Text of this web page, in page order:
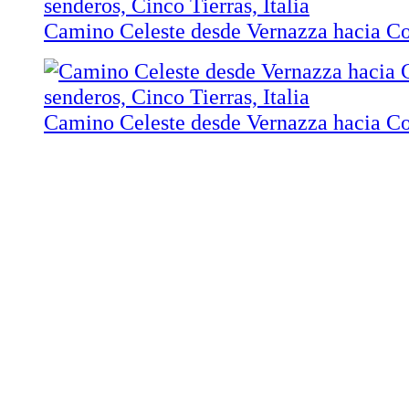
Camino Celeste desde Vernazza hacia
Camino Celeste desde Vernazza hacia